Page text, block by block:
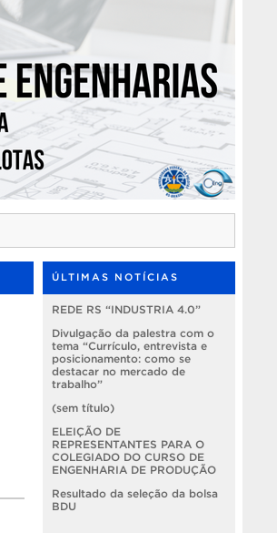
ÚLTIMAS NOTÍCIAS
REDE RS “INDUSTRIA 4.0”
Divulgação da palestra com o
tema “Currículo, entrevista e
posicionamento: como se
destacar no mercado de
trabalho”
(sem título)
ELEIÇÃO DE
REPRESENTANTES PARA O
COLEGIADO DO CURSO DE
ENGENHARIA DE PRODUÇÃO
Resultado da seleção da bolsa
BDU